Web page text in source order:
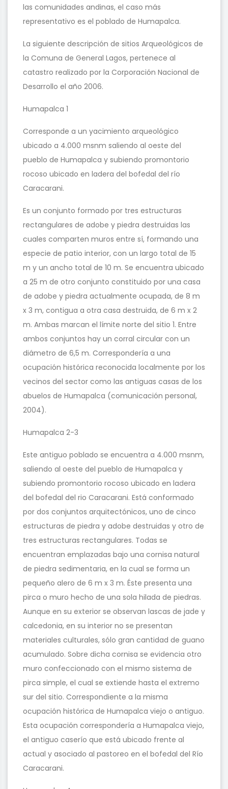
las comunidades andinas, el caso más
representativo es el poblado de Humapalca.
La siguiente descripción de sitios Arqueológicos de
la Comuna de General Lagos, pertenece al
catastro realizado por la Corporación Nacional de
Desarrollo el año 2006.
Humapalca 1
Corresponde a un yacimiento arqueológico
ubicado a 4.000 msnm saliendo al oeste del
pueblo de Humapalca y subiendo promontorio
rocoso ubicado en ladera del bofedal del río
Caracarani.
Es un conjunto formado por tres estructuras
rectangulares de adobe y piedra destruidas las
cuales comparten muros entre sí, formando una
especie de patio interior, con un largo total de 15
m y un ancho total de 10 m. Se encuentra ubicado
a 25 m de otro conjunto constituido por una casa
de adobe y piedra actualmente ocupada, de 8 m
x 3 m, contigua a otra casa destruida, de 6 m x 2
m. Ambas marcan el límite norte del sitio 1. Entre
ambos conjuntos hay un corral circular con un
diámetro de 6,5 m. Correspondería a una
ocupación histórica reconocida localmente por los
vecinos del sector como las antiguas casas de los
abuelos de Humapalca (comunicación personal,
2004).
Humapalca 2-3
Este antiguo poblado se encuentra a 4.000 msnm,
saliendo al oeste del pueblo de Humapalca y
subiendo promontorio rocoso ubicado en ladera
del bofedal del rio Caracarani. Está conformado
por dos conjuntos arquitectónicos, uno de cinco
estructuras de piedra y adobe destruidas y otro de
tres estructuras rectangulares. Todas se
encuentran emplazadas bajo una cornisa natural
de piedra sedimentaria, en la cual se forma un
pequeño alero de 6 m x 3 m. Éste presenta una
pirca o muro hecho de una sola hilada de piedras.
Aunque en su exterior se observan lascas de jade y
calcedonia, en su interior no se presentan
materiales culturales, sólo gran cantidad de guano
acumulado. Sobre dicha cornisa se evidencia otro
muro confeccionado con el mismo sistema de
pirca simple, el cual se extiende hasta el extremo
sur del sitio. Correspondiente a la misma
ocupación histórica de Humapalca viejo o antiguo.
Esta ocupación correspondería a Humapalca viejo,
el antiguo caserío que está ubicado frente al
actual y asociado al pastoreo en el bofedal del Río
Caracarani.